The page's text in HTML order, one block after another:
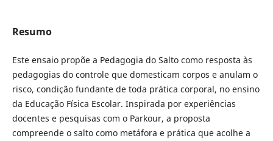
Resumo
Este ensaio propõe a Pedagogia do Salto como resposta às
pedagogias do controle que domesticam corpos e anulam o
risco, condição fundante de toda prática corporal, no ensino
da Educação Física Escolar. Inspirada por experiências
docentes e pesquisas com o Parkour, a proposta
compreende o salto como metáfora e prática que acolhe a